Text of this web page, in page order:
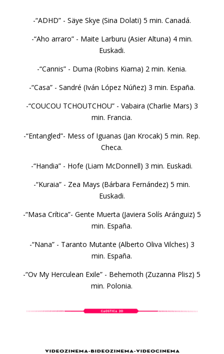
-“ADHD” - Säye Skye (Sina Dolati) 5 min. Canadá.
-“Aho arraro” - Maite Larburu (Asier Altuna) 4 min.
Euskadi.
-“Cannis” - Duma (Robins Kiama) 2 min. Kenia.
-“Casa” - Sandré (Iván López Núñez) 3 min. España.
-“COUCOU TCHOUTCHOU” - Vabaira (Charlie Mars) 3
min. Francia.
-“Entangled”- Mess of Iguanas (Jan Krocak) 5 min. Rep.
Checa.
-“Handia” - Hofe (Liam McDonnell) 3 min. Euskadi.
-“Kuraia” - Zea Mays (Bárbara Fernández) 5 min.
Euskadi.
-“Masa Crítica”- Gente Muerta (Javiera Solís Aránguiz) 5
min. España.
-“Nana” - Taranto Mutante (Alberto Oliva Vilches) 3
min. España.
-“Ov My Herculean Exile” - Behemoth (Zuzanna Plisz) 5
min. Polonia.